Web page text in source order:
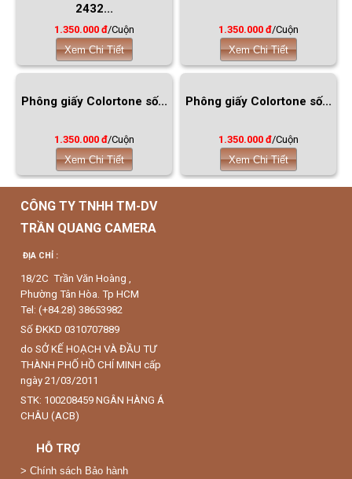
2432...
1.350.000 đ/Cuộn
Xem Chi Tiết
1.350.000 đ/Cuộn
Xem Chi Tiết
Phông giấy Colortone số...
1.350.000 đ/Cuộn
Xem Chi Tiết
Phông giấy Colortone số...
1.350.000 đ/Cuộn
Xem Chi Tiết
CÔNG TY TNHH TM-DV
TRẦN QUANG CAMERA
ĐỊA CHỈ :
18/2C Trần Văn Hoàng ,
Phường Tân Hòa. Tp HCM
Tel: (+84.28) 38653982
Số ĐKKD 0310707889
do SỞ KẾ HOẠCH VÀ ĐẦU TƯ
THÀNH PHỐ HỒ CHÍ MINH cấp
ngày 21/03/2011
STK: 100208459 NGÂN HÀNG Á
CHÂU (ACB)
HỖ TRỢ
> Chính sách Bảo hành